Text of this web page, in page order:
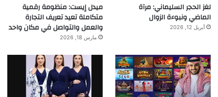
لغز الحجر السليماني: مرآة
الماضي ونبوءة الزوال
أبريل 12, 2026
ميدل إيست: منظومة رقمية
متكاملة تعيد تعريف التجارة
والعمل والتواصل في مكان واحد
مارس 18, 2026